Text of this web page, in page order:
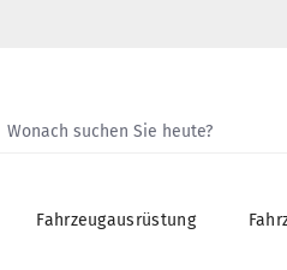
Fahrzeugausrüstung